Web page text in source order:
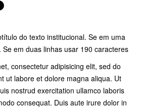
do texto institucional. Se em uma
em duas linhas usar 190 caracteres
consectetur adipisicing elit, sed do
ut labore et dolore magna aliqua. Ut
nostrud exercitation ullamco laboris
consequat. Duis aute irure dolor in